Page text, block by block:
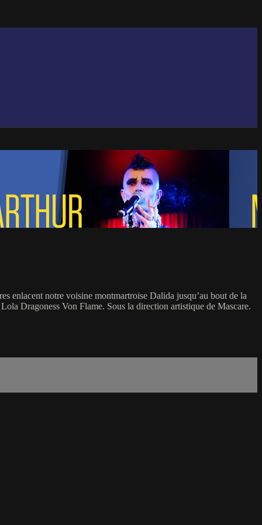
enlacent notre voisine montmartroise Dalida jusqu’au bout de la
Dragoness Von Flame. Sous la direction artistique de Mascare.